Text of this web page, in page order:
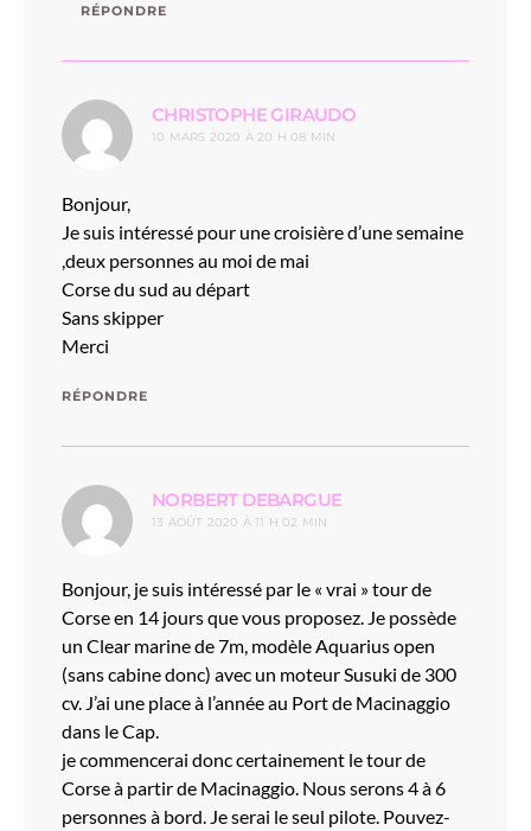
RÉPONDRE
CHRISTOPHE GIRAUDO
10 MARS 2020 À 20 H 08 MIN
Bonjour,
Je suis intéressé pour une croisière d’une semaine
,deux personnes au moi de mai
Corse du sud au départ
Sans skipper
Merci
RÉPONDRE
NORBERT DEBARGUE
13 AOÛT 2020 À 11 H 02 MIN
Bonjour, je suis intéressé par le « vrai » tour de
Corse en 14 jours que vous proposez. Je possède
un Clear marine de 7m, modèle Aquarius open
(sans cabine donc) avec un moteur Susuki de 300
cv. J’ai une place à l’année au Port de Macinaggio
dans le Cap.
je commencerai donc certainement le tour de
Corse à partir de Macinaggio. Nous serons 4 à 6
personnes à bord. Je serai le seul pilote. Pouvez-